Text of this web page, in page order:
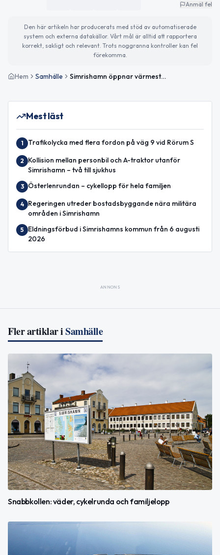
Anmäl fel
Den här artikeln har producerats med stöd av automatiserade
system och externa datakällor. Vårt mål är alltid att rapportera
korrekt, sakligt och relevant. Trots noggranna kontroller kan fel
förekomma.
Hem Samhälle Simrishamn öppnar värmestugor vid väntat snöoväder
Mest läst
1 Trafikolycka med flera fordon på väg 9 vid Rörum S
2
Kollision mellan personbil och A-traktor utanför
Simrishamn – två till sjukhus
3 Österlenrundan – cykellopp för hela familjen
4
Regeringen utreder bostadsbyggande nära militära
områden i Simrishamn
5
Eldningsförbud i Simrishamns kommun från 6 augusti
2026
ANNONS
Fler artiklar iSamhälle
Snabbkollen: väder, cykelrunda och familjelopp